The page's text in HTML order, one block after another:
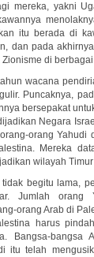
mereka, yakni
itu berada di
dan pada
di
wacana
Puncaknya,
bersepakat
Negara
orang Yahudi
Mereka
wilayah
begitu lama,
Jumlah orang
orang Arab di
harus
Bangsa-bangsa
itu telah